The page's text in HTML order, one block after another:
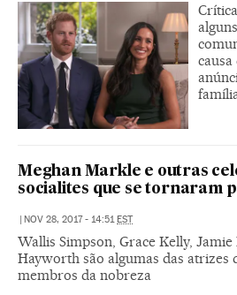
Meghan Markle e outras
socialites que se tornaram
NOV 28, 2017 - 14:51 EST
Wallis Simpson, Grace Kelly,
Hayworth são algumas das atrizes
membros da nobreza